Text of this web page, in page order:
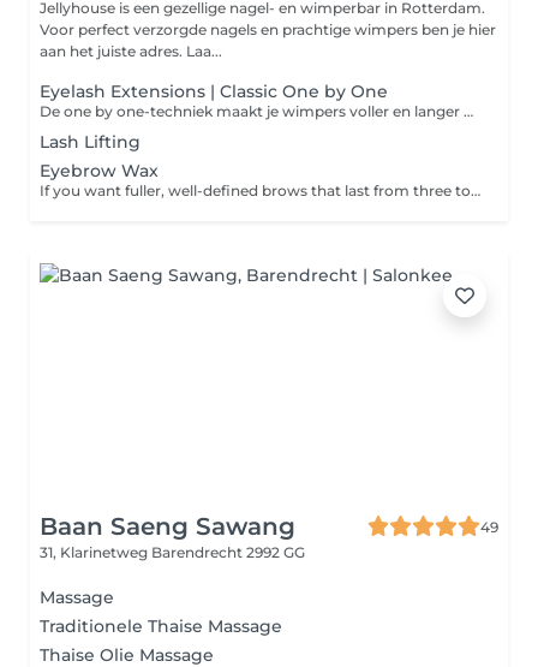
Jellyhouse is een gezellige nagel- en wimperbar in Rotterdam.
Voor perfect verzorgde nagels en prachtige wimpers ben je hier
aan het juiste adres. Laa...
Eyelash Extensions | Classic One by One
De one by one-techniek maakt je wimpers voller en langer en zorgt voor een natuurlijk effect. Op iedere wimper wordt één nepwimper aangebracht.
Lash Lifting
Eyebrow Wax
If you want fuller, well-defined brows that last from three to five weeks, book in for a wax and tint. Please note: If you have not had a patch at this salon in the last 6 months then a patch test is required 24 to 48 hours prior to your appointment. Please contact the salon to arrange this.
Baan Saeng Sawang
49
31, Klarinetweg Barendrecht 2992 GG
Massage
Traditionele Thaise Massage
Thaise Olie Massage